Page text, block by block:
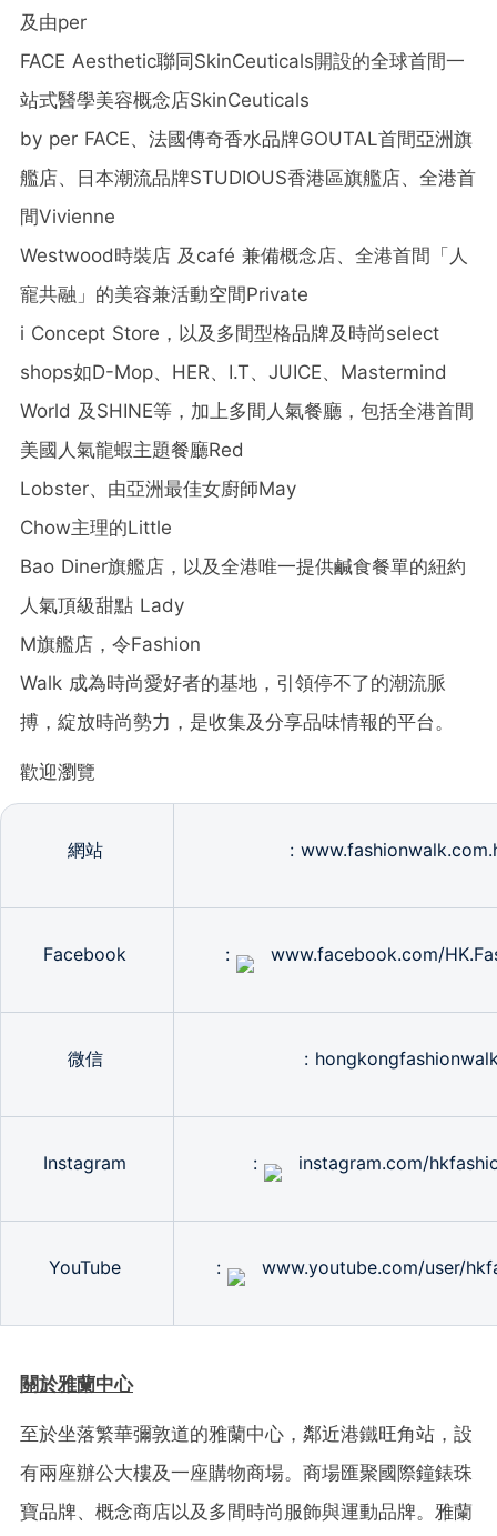
及由per
FACE Aesthetic聯同SkinCeuticals開設的全球首間一
站式醫學美容概念店SkinCeuticals
by per FACE、法國傳奇香水品牌GOUTAL首間亞洲旗
艦店、日本潮流品牌STUDIOUS香港區旗艦店、全港首
間Vivienne
Westwood時裝店 及 café 兼備概念店、全港首間「人
寵共融」的美容兼活動空間Private
i Concept Store ，以及多間型格品牌及時尚select
shops如D-Mop、 HER、 I.T、 JUICE、 Mastermind
World 及 SHINE等，加上多間人氣餐廳，包括全港首間
美國人氣龍蝦主題餐廳Red
Lobster、由亞洲最佳女廚師May
Chow主理的Little
Bao Diner旗艦店，以及全港唯一提供鹹食餐單的紐約
人氣頂級甜點 Lady
M旗艦店，令Fashion
Walk 成為時尚愛好者的基地，引領停不了的潮流脈
搏，綻放時尚勢力，是收集及分享品味情報的平台。
歡迎瀏覽
網站 :
Facebook : www.facebook.com/
微信 :
Instagram : instagram.com/
YouTube : www.youtube.com/user/
關於雅蘭中心
至於坐落繁華彌敦道的雅蘭中心，鄰近港鐵旺角站，設
有兩座辦公大樓及一座購物商場。商場匯聚國際鐘錶珠
寶品牌、概念商店以及多間時尚服飾與運動品牌。雅蘭